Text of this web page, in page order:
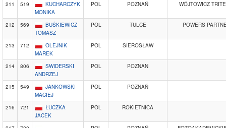
211 519
KUCHARCZYK
MONIKA
POL POZNAŃ WÓJTOWICZ
212 569
BUŚKIEWICZ
TOMASZ
POL TULCE POWERS
213 712
OLEJNIK
MAREK
POL SIEROSŁAW
214 806
SWIDERSKI
ANDRZEJ
POL POZNAN
215 549
JANKOWSKI
MACIEJ
POL POZNAŃ
216 721
ŁUCZKA
JACEK
POL ROKIETNICA